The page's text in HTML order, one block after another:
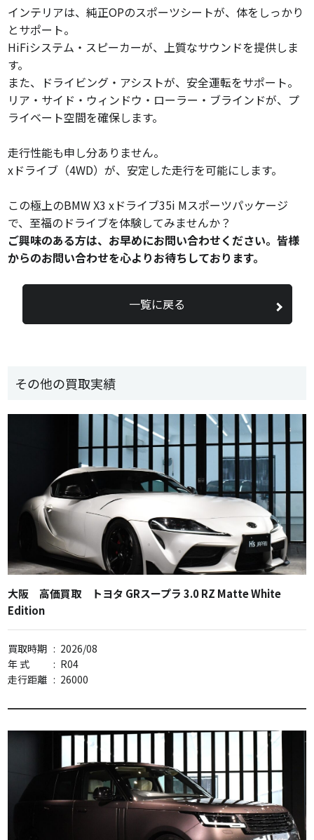
その他の買取実績
大阪 高価買取 トヨタ GRスープラ 3.0 RZ Matte White
Edition
買取時期 : 2026/08
年 式
: R04
走行距離 : 26000
インテリアは、純正OPのスポーツシートが、体をしっかり
とサポート。
HiFiシステム・スピーカーが、上質なサウンドを提供しま
す。
また、ドライビング・アシストが、安全運転をサポート。
リア・サイド・ウィンドウ・ローラー・ブラインドが、プ
ライベート空間を確保します。
走行性能も申し分ありません。
xドライブ（4WD）が、安定した走行を可能にします。
この極上のBMW X3 xドライブ35i Mスポーツパッケージ
で、至福のドライブを体験してみませんか？
ご興味のある方は、お早めにお問い合わせください。皆様
からのお問い合わせを心よりお待ちしております。
一覧に戻る